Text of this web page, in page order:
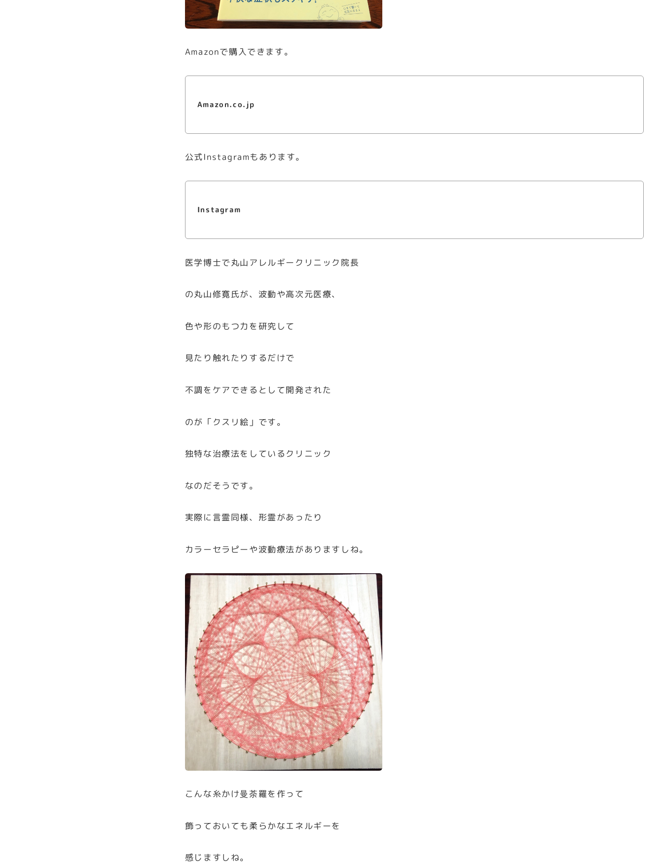
Amazonで購入できます。
Amazon.co.jp
公式Instagramもあります。
Instagram
医学博士で丸山アレルギークリニック院長
の丸山修寛氏が、波動や高次元医療、
色や形のもつ力を研究して
見たり触れたりするだけで
不調をケアできるとして開発された
のが「クスリ絵」です。
独特な治療法をしているクリニック
なのだそうです。
実際に言霊同様、形霊があったり
カラーセラピーや波動療法がありますしね。
こんな糸かけ曼荼羅を作って
飾っておいても柔らかなエネルギーを
感じますしね。